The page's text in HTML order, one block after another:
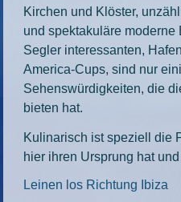
Kirchen und Klöster,
und spektakuläre
Segler interessanten,
America-Cups, sind nur
Sehenswürdigkeiten, die
bieten hat.
Kulinarisch ist speziell die
hier ihren Ursprung hat
Leinen los Richtung Ibiza